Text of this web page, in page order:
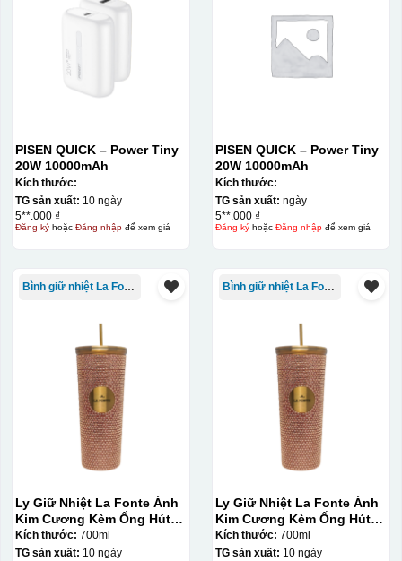
Đây là giấy decal đã in xong, đang chờ khô để cắt dán
lên gốm sứ
PISEN QUICK – Power Tiny
20W 10000mAh
Kích thước:
TG sản xuất: 10 ngày
5**.000 ₫
Đăng kýhoặc Đăng nhậpđể xem giá
PISEN QUICK – Power Tiny
20W 10000mAh
Kích thước:
TG sản xuất: ngày
5**.000 ₫
Đăng kýhoặc Đăng nhậpđể xem giá
Bình giữ nhiệt La Fonte
Ly Giữ Nhiệt La Fonte Ánh
Kim Cương Kèm Ống Hút-
700 ml-014687-GOL
Kích thước: 700ml
TG sản xuất: 10 ngày
Bình giữ nhiệt La Fonte
Ly Giữ Nhiệt La Fonte Ánh
Kim Cương Kèm Ống Hút-
700 ml-014687-GOL
Kích thước: 700ml
TG sản xuất: 10 ngày